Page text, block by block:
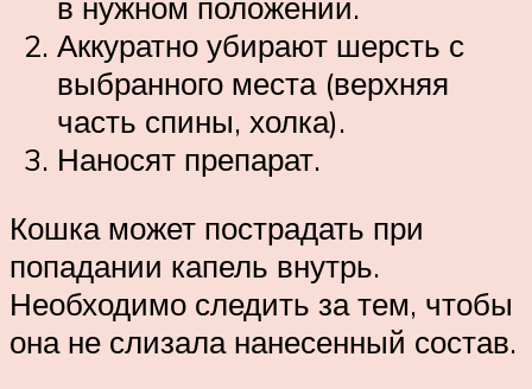
Аккуратно убирают шерсть с
выбранного места (верхняя
часть спины, холка).
Наносят препарат.
Кошка может пострадать при
попадании капель внутрь.
Необходимо следить за тем, чтобы
она не слизала нанесенный состав.